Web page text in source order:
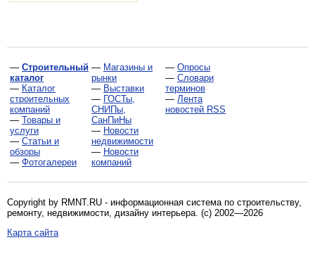
— Строительный
каталог
— Каталог
строительных
компаний
— Товары и
услуги
— Статьи и
обзоры
— Фотогалереи
— Магазины и
рынки
— Выставки
— ГОСТы,
СНИПы,
СанПиНы
— Новости
недвижимости
— Новости
компаний
— Опросы
— Словари
терминов
— Лента
новостей RSS
Copyright by RMNT.RU - информационная система по строительству,
ремонту, недвижимости, дизайну интерьера . (c) 2002—2026
Карта сайта